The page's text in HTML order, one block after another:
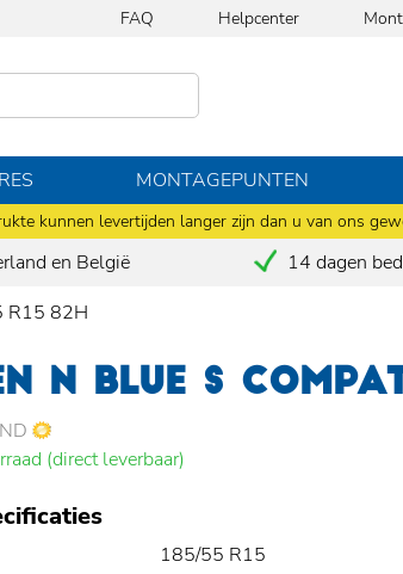
kunnen levertijden langer zijn dan u van ons
FAQ Helpcenter
MONTAGEPUNTEN
en België 14 dagen
R15 82H
N BLUE S
(direct leverbaar)
185/55 R15